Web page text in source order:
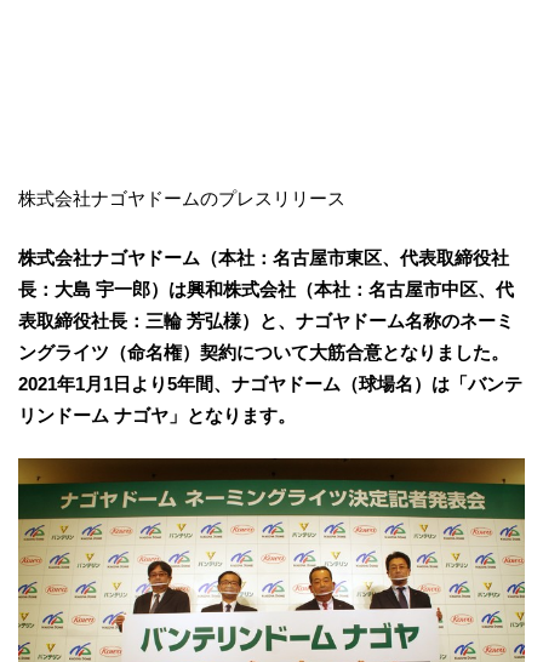
株式会社ナゴヤドームのプレスリリース
株式会社ナゴヤドーム（本社：名古屋市東区、代表取締役社
⻑：大島 宇一郎）は興和株式会社（本社：名古屋市中区、代
表取締役社⻑：三輪 芳弘様）と、ナゴヤドーム名称のネーミ
ングライツ（命名権）契約について大筋合意となりました。
2021年1月1日より5年間、ナゴヤドーム（球場名）は「バンテ
リンドーム ナゴヤ」となります。